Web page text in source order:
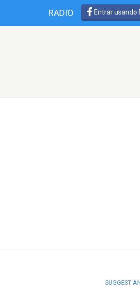
RADIO Entrar usando
SUGGEST